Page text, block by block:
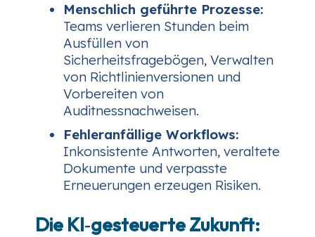
Menschlich geführte Prozesse:
Teams verlieren Stunden beim
Ausfüllen von
Sicherheitsfragebögen, Verwalten
von Richtlinienversionen und
Vorbereiten von
Auditnessnachweisen.
Fehleranfällige Workflows:
Inkonsistente Antworten, veraltete
Dokumente und verpasste
Erneuerungen erzeugen Risiken.
Die KI‑gesteuerte Zukunft: